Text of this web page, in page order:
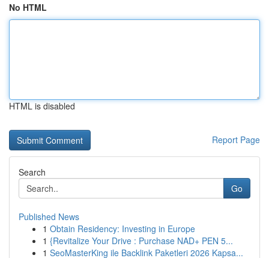
No HTML
HTML is disabled
Report Page
Search
Go
Published News
1 Obtain Residency: Investing in Europe
1 {Revitalize Your Drive : Purchase NAD+ PEN 5...
1 SeoMasterKing ile Backlink Paketleri 2026 Kapsa...